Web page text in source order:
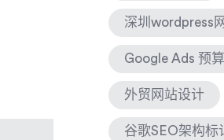
深圳wordpress
Google Ads 预算
外贸网站设计
谷歌SEO架构标